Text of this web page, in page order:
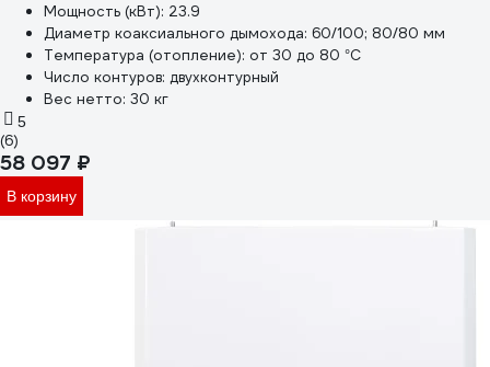
Мощность (кВт): 23.9
Диаметр коаксиального дымохода: 60/100; 80/80 мм
Температура (отопление): от 30 до 80 °С
Число контуров: двухконтурный
Вес нетто: 30 кг
5
(6)
58 097 ₽
В корзину